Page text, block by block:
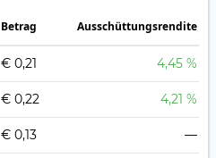
Betrag Ausschüttungsrendite
€ 0,21 4,45 %
€ 0,22 4,21 %
€ 0,13 —